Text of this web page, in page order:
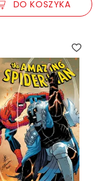
DO KOSZYKA